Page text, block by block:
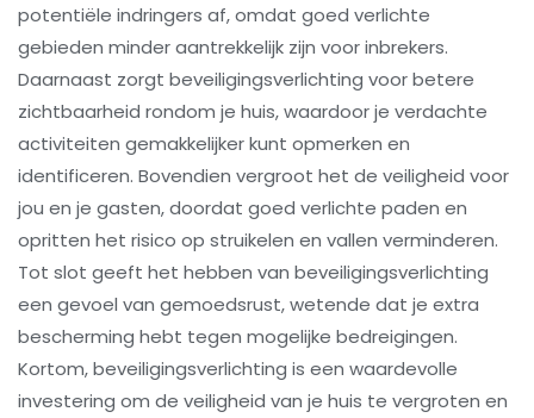
potentiële indringers af, omdat goed verlichte
gebieden minder aantrekkelijk zijn voor inbrekers.
Daarnaast zorgt beveiligingsverlichting voor betere
zichtbaarheid rondom je huis, waardoor je verdachte
activiteiten gemakkelijker kunt opmerken en
identificeren. Bovendien vergroot het de veiligheid voor
jou en je gasten, doordat goed verlichte paden en
opritten het risico op struikelen en vallen verminderen.
Tot slot geeft het hebben van beveiligingsverlichting
een gevoel van gemoedsrust, wetende dat je extra
bescherming hebt tegen mogelijke bedreigingen.
Kortom, beveiligingsverlichting is een waardevolle
investering om de veiligheid van je huis te vergroten en